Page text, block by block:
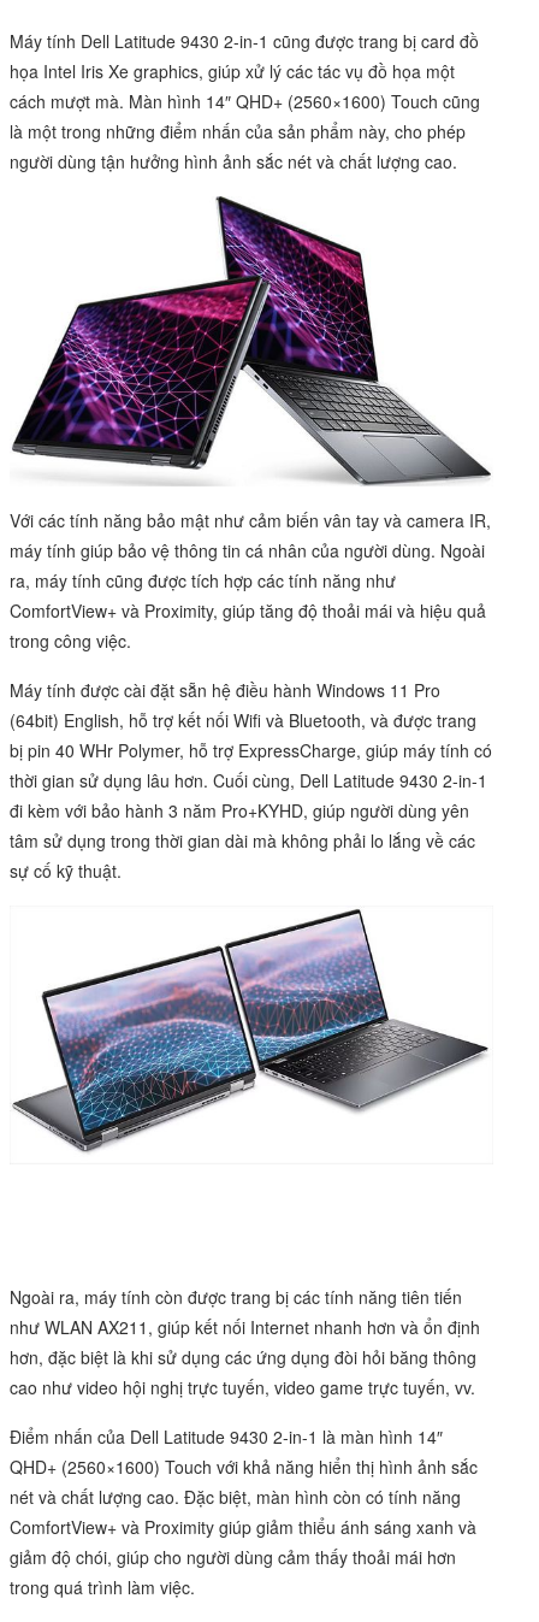
Máy tính Dell Latitude 9430 2-in-1 cũng được trang bị card đồ
họa Intel Iris Xe graphics, giúp xử lý các tác vụ đồ họa một
cách mượt mà. Màn hình 14″ QHD+ (2560×1600) Touch cũng
là một trong những điểm nhấn của sản phẩm này, cho phép
người dùng tận hưởng hình ảnh sắc nét và chất lượng cao.
Với các tính năng bảo mật như cảm biến vân tay và camera IR,
máy tính giúp bảo vệ thông tin cá nhân của người dùng. Ngoài
ra, máy tính cũng được tích hợp các tính năng như
ComfortView+ và Proximity, giúp tăng độ thoải mái và hiệu quả
trong công việc.
Máy tính được cài đặt sẵn hệ điều hành Windows 11 Pro
(64bit) English, hỗ trợ kết nối Wifi và Bluetooth, và được trang
bị pin 40 WHr Polymer, hỗ trợ ExpressCharge, giúp máy tính có
thời gian sử dụng lâu hơn. Cuối cùng, Dell Latitude 9430 2-in-1
đi kèm với bảo hành 3 năm Pro+KYHD, giúp người dùng yên
tâm sử dụng trong thời gian dài mà không phải lo lắng về các
sự cố kỹ thuật.
Ngoài ra, máy tính còn được trang bị các tính năng tiên tiến
như WLAN AX211, giúp kết nối Internet nhanh hơn và ổn định
hơn, đặc biệt là khi sử dụng các ứng dụng đòi hỏi băng thông
cao như video hội nghị trực tuyến, video game trực tuyến, vv.
Điểm nhấn của Dell Latitude 9430 2-in-1 là màn hình 14″
QHD+ (2560×1600) Touch với khả năng hiển thị hình ảnh sắc
nét và chất lượng cao. Đặc biệt, màn hình còn có tính năng
ComfortView+ và Proximity giúp giảm thiểu ánh sáng xanh và
giảm độ chói, giúp cho người dùng cảm thấy thoải mái hơn
trong quá trình làm việc.